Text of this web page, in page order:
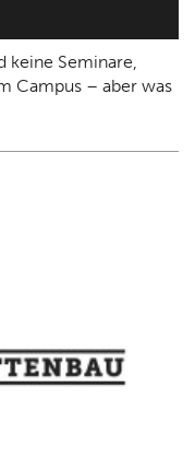
keine Seminare,
Campus – aber was